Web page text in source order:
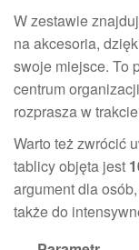
W zestawie
na akcesoria,
swoje miejsce. To
centrum
rozprasza w
Warto też zwrócić
tablicy objęta jest
argument dla
także do